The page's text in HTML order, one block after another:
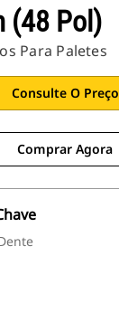
(48 Pol)
Para Paletes
Consulte O Preço
Comprar Agora